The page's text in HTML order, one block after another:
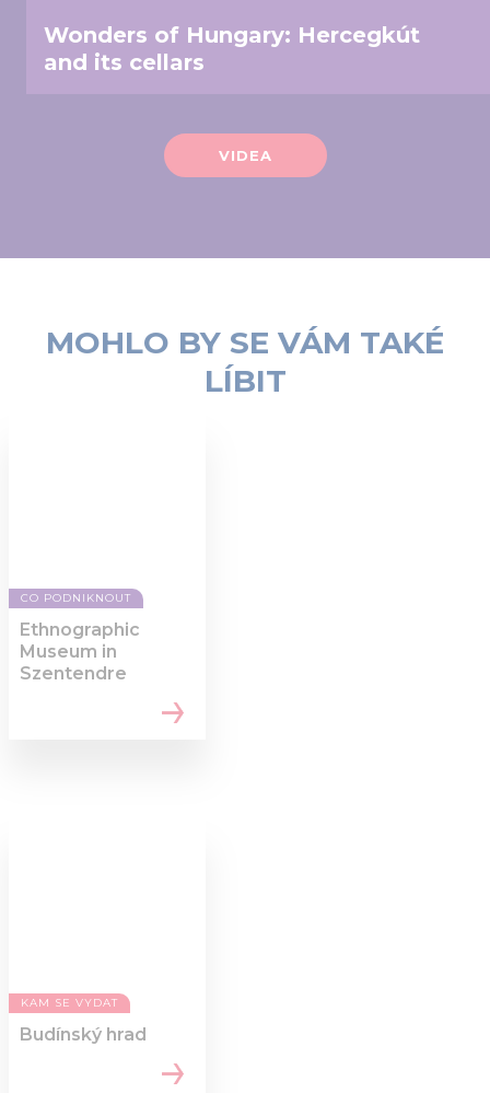
Wonders of Hungary: Hercegkút
and its cellars
VIDEA
MOHLO BY SE VÁM TAKÉ
LÍBIT
CO PODNIKNOUT
Ethnographic
Museum in
Szentendre
KAM SE VYDAT
Budínský hrad